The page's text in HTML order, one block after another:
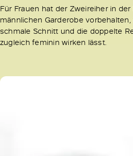
Für Frauen hat der Zweireiher in
männlichen Garderobe
schmale Schnitt und die doppelte
zugleich feminin wirken lässt.